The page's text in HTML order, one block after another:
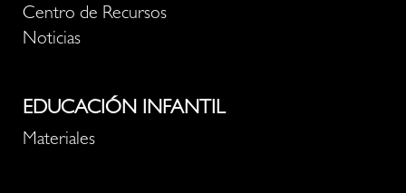
Centro de Recursos
Noticias
EDUCACIÓN INFANTIL
Materiales